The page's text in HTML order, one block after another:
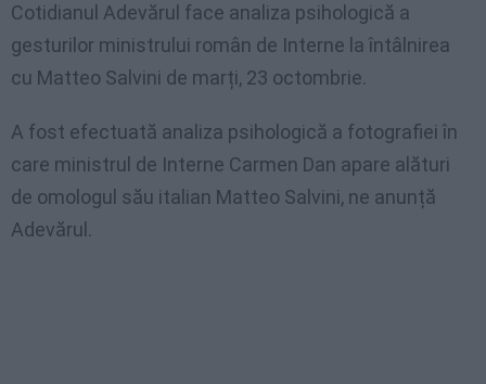
Cotidianul Adevărul face analiza psihologică a
gesturilor ministrului român de Interne la întâlnirea
cu Matteo Salvini de marți, 23 octombrie.
A fost efectuată analiza psihologică a fotografiei în
care ministrul de Interne Carmen Dan apare alături
de omologul său italian Matteo Salvini, ne anunță
Adevărul.